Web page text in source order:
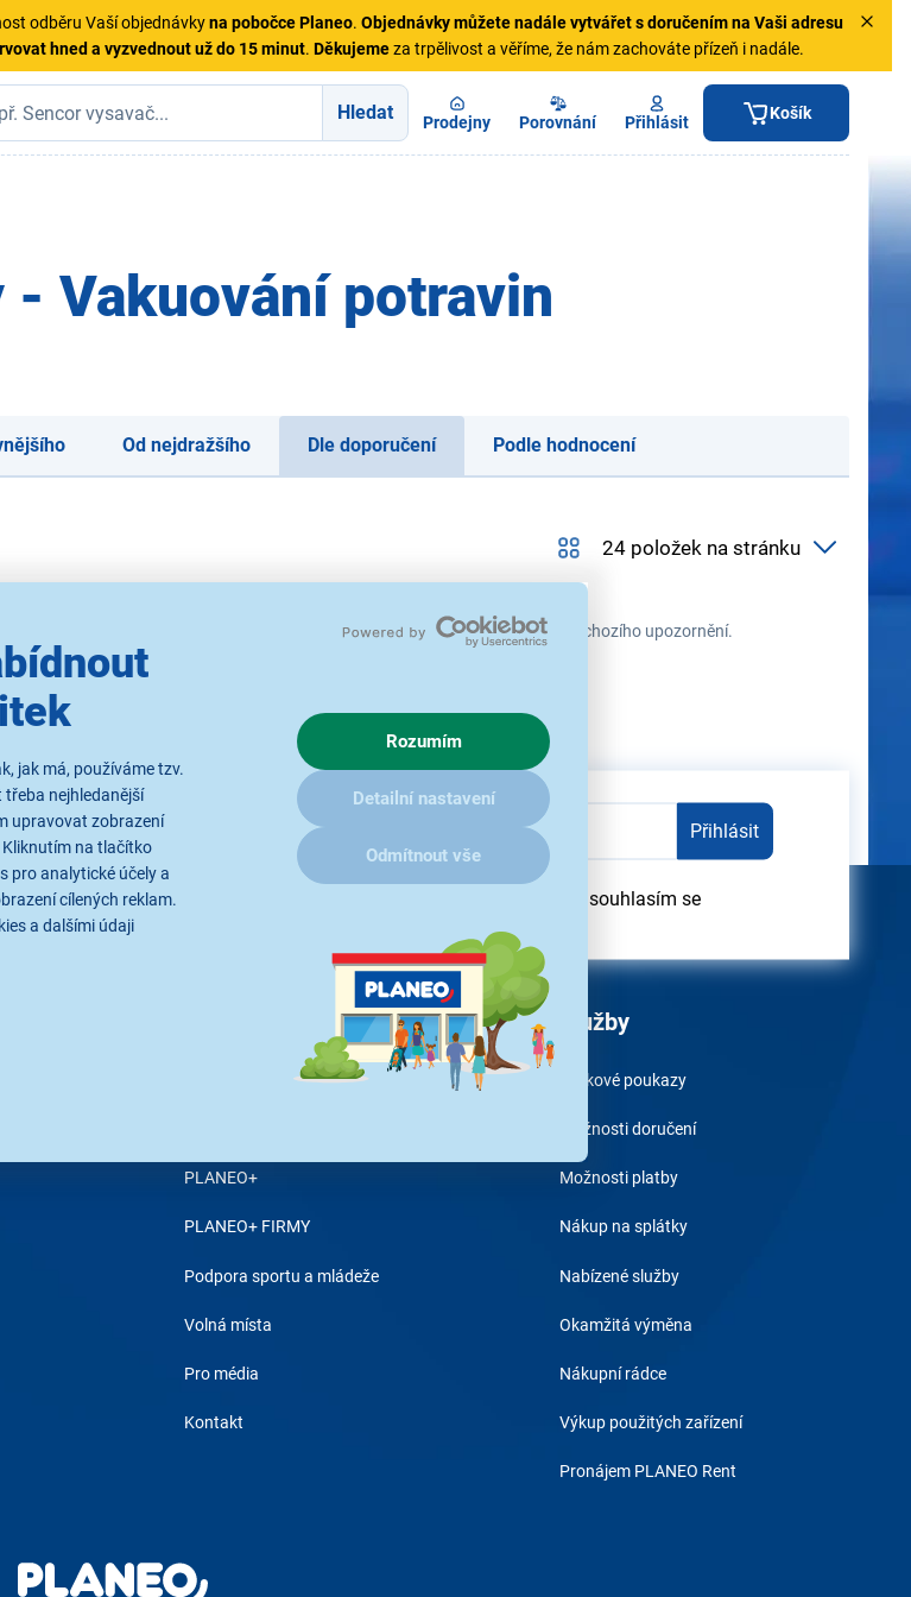
jak má, používáme tzv.
třeba nejhledanější
upravovat zobrazení
na tlačítko
pro analytické účely a
cílených reklam.
a dalšími údaji
Rozumím
Detailní nastavení
Odmítnout vše
odběru Vaší objednávkyna pobočce Planeo. Objednávkymůžete nadále vytvářet s doručením na Vaši adresu
hned a vyzvednout už do 15 minut. Děkujemeza trpělivost a věříme, že nám zachováte přízeň i nadále.
Hledat Prodejny Porovnání Přihlásit Košík
Vakuování potravin
Od nejdražšího Dle doporučení Podle hodnocení
ilustrativní a technické specifikace se mohou v průběhu času změnit bez předchozího upozornění.
vám posílali naše
slevy. Stačí zadat
je to.
Přihlásit
Přihlášením k odběru obchodních sdělení souhlasím se
PLANEO+
PLANEO+ FIRMY
Podpora sportu a mládeže
Volná místa
Pro média
Kontakt
Služby
Dárkové poukazy
Možnosti doručení
Možnosti platby
Nákup na splátky
Nabízené služby
Okamžitá výměna
Nákupní rádce
Výkup použitých zařízení
Pronájem PLANEO Rent